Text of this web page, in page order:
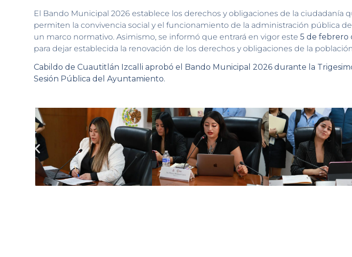
El Bando Municipal 2026 establece los derechos y obligaciones de la ciudadanía
permiten la convivencia social y el funcionamiento de la administración pública
un marco normativo. Asimismo, se informó que entrará en vigor este 5 de febrero
para dejar establecida la renovación de los derechos y obligaciones de la
Cabildo de Cuautitlán Izcalli aprobó el Bando Municipal 2026 durante la
Sesión Pública del Ayuntamiento.